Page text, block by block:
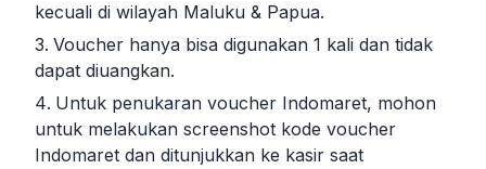
kecuali di wilayah Maluku & Papua.
Voucher hanya bisa digunakan 1 kali dan tidak
dapat diuangkan.
Untuk penukaran voucher Indomaret, mohon
untuk melakukan screenshot kode voucher
Indomaret dan ditunjukkan ke kasir saat